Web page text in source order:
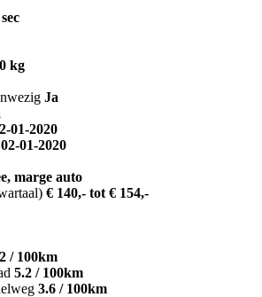
kg
Ja
01-2020
02-01-2020
marge auto
€ 140,- tot € 154,-
/ 100km
5.2 / 100km
3.6 / 100km